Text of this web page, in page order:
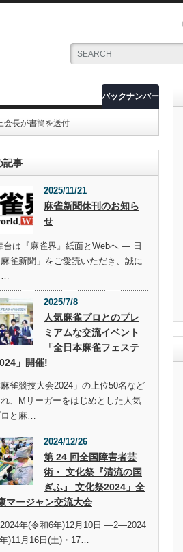
バックナンバー
会長が書簡を送付
記事
2025/11/21
麻雀新聞休刊のお知ら
せ
は『麻雀界』紙面とWebへ ― 日
雀新聞」をご愛読いただき、誠に
…
2025/7/8
人気麻雀プロとのプレ
ミアムな交流イベント
「全日本麻雀フェステ
」開催!
麻雀競技大会2024」の上位50名など
、Mリーガーをはじめとした人気
ロと麻…
2024/12/26
第 24 回全国障害者芸
術・ 文化祭『清流の国
ぎふ』 文化祭2024」全
マージャン交流大会
年(令和6年)12月10日 —2—2024
)11月16日(土)・17…